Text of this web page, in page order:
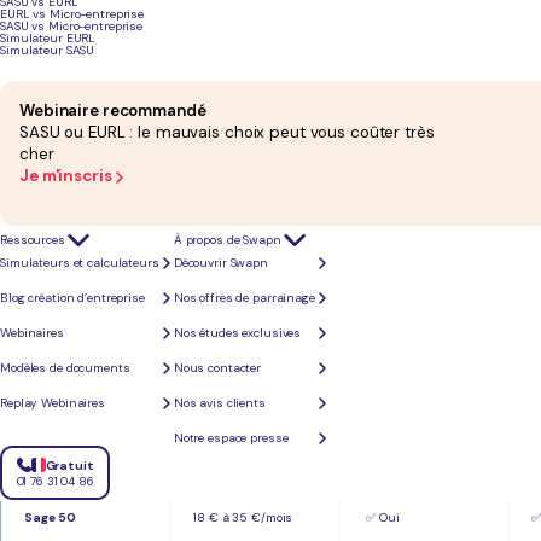
EURL vs Micro-entreprise
SASU vs Micro-entreprise
Simulateur EURL
Simulateur SASU
Webinaire recommandé
SASU ou EURL : le mauvais choix peut vous coûter très
cher
Je m'inscris
Ressources
Simulateurs et calculateurs
Blog création d’entreprise
Webinaires
Modèles de documents
Replay Webinaires
À propos de Swapn
Découvrir Swapn
Nos offres de parrainage
Nos études exclusives
Nous contacter
Nos avis clients
Notre espace presse
Gratuit
01 76 31 04 86
TVA &
L-Expert-
Comptable.com
engagement
HT/mois, sans
l'offre
Indy
Sage 50 18 € à 35 €/mois ✅ Oui